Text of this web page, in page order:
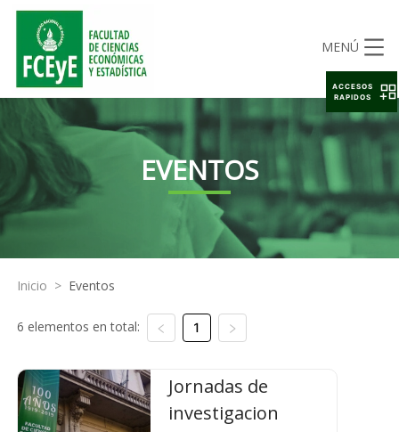
MENÚ
EVENTOS
Inicio > Eventos
6 elementos en total: 1
Jornadas de
investigacion
ACCESOS
RAPIDOS